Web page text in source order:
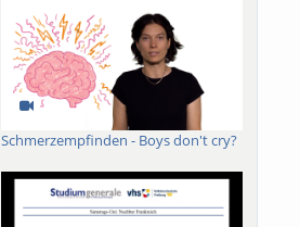
Schmerzempfinden - Boys don't cry?